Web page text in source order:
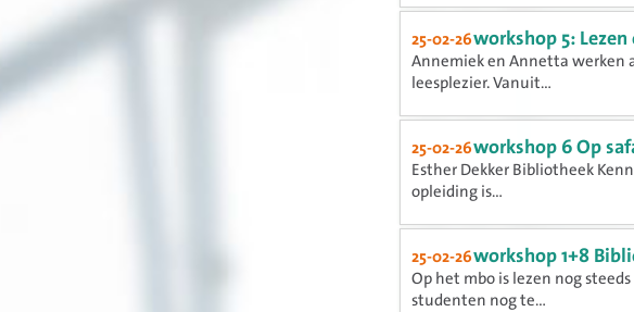
25-02-26workshop 5:
Annemiek en Annetta werken
leesplezier. Vanuit...
25-02-26workshop 6 Op
Esther Dekker Bibliotheek
opleiding is...
25-02-26workshop 1+8
Op het mbo is lezen nog
studenten nog te...